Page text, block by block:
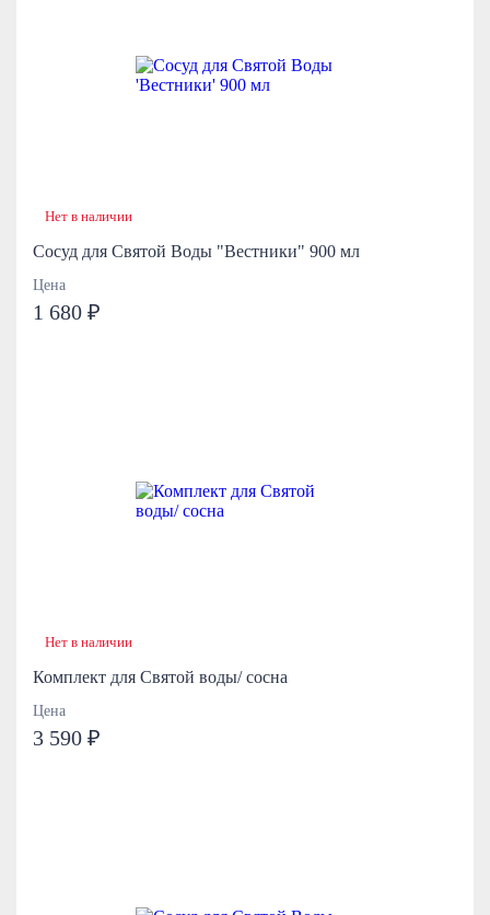
Нет в наличии
Сосуд для Святой Воды "Вестники" 900 мл
Цена
1 680 ₽
Нет в наличии
Комплект для Святой воды/ сосна
Цена
3 590 ₽